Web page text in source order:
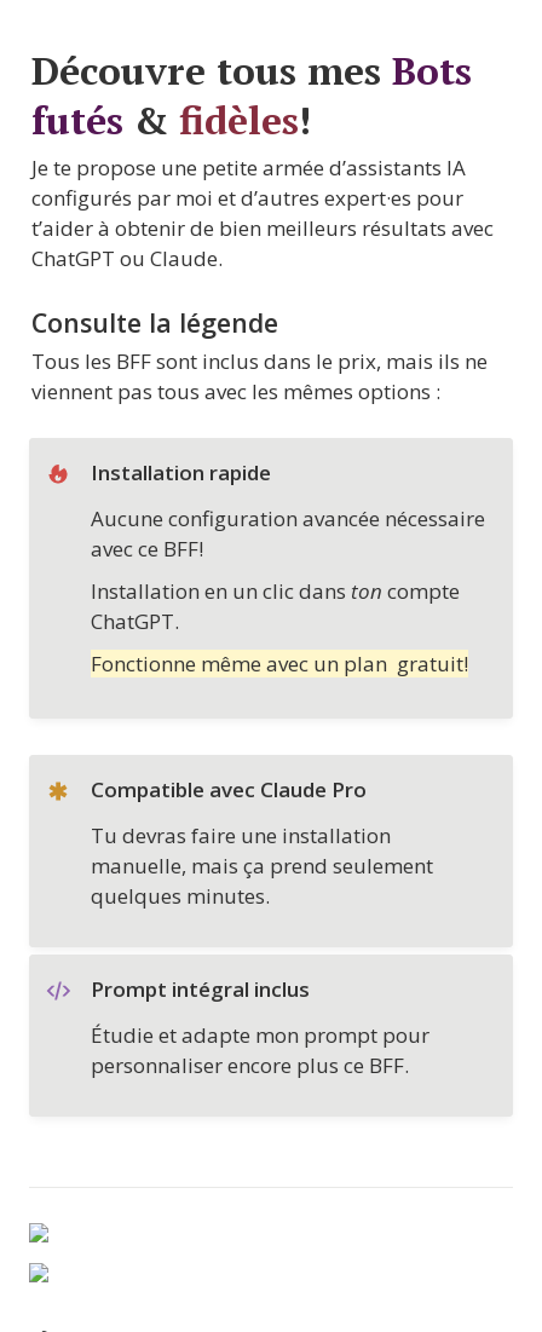
Découvre tous mes Bots
futés & fidèles!
Je te propose une petite armée d’assistants IA
configurés par moi et d’autres expert·es pour
t’aider à obtenir de bien meilleurs résultats avec
ChatGPT ou Claude.
Consulte la légende
Tous les BFF sont inclus dans le prix, mais ils ne
viennent pas tous avec les mêmes options :
Installation rapide
Aucune configuration avancée nécessaire
avec ce BFF!
Installation en un clic dans ton compte
ChatGPT.
Fonctionne même avec un plan  gratuit!
Compatible avec Claude Pro
Tu devras faire une installation
manuelle, mais ça prend seulement
quelques minutes.
Prompt intégral inclus
Étudie et adapte mon prompt pour
personnaliser encore plus ce BFF.